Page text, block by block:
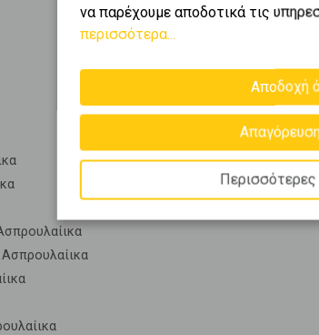
να παρέχουμε αποδοτικά τις
περισσότερα...
Αποδοχή
Περισσότερες